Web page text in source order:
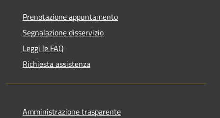
Prenotazione appuntamento
Segnalazione disservizio
Leggi le FAQ
Richiesta assistenza
Amministrazione trasparente